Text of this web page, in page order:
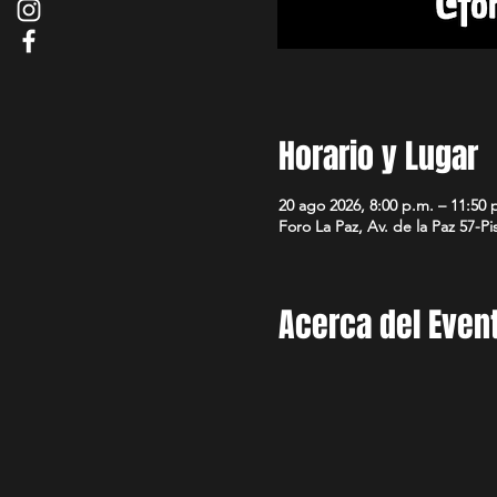
Horario y Lugar
20 ago 2026, 8:00 p.m. – 11:50
Foro La Paz, Av. de la Paz
Acerca del